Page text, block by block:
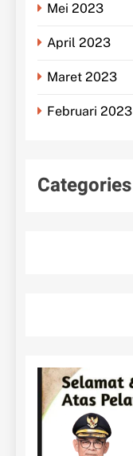
Mei 2023
April 2023
Maret 2023
Februari 2023
Categories